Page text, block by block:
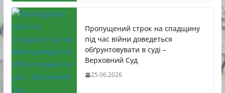
Пропущений строк на спадщину
під час війни доведеться
обґрунтовувати в суді –
Верховний Суд
25.06.2026